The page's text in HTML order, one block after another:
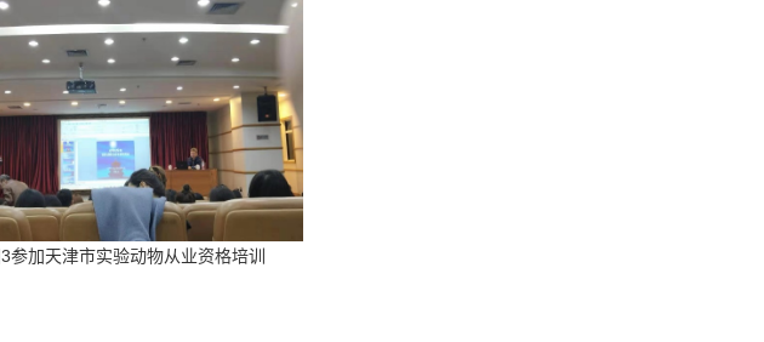
3参加天津市实验动物从业资格培训